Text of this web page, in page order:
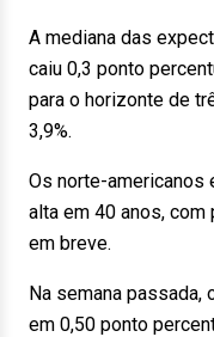
A mediana das
caiu 0,3 ponto
para o horizonte de
3,9%.
Os norte-americanos
alta em 40 anos,
em breve.
Na semana passada,
em 0,50 ponto